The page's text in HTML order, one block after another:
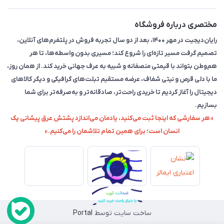
مختصری درباره فروشگاه
رایان‌دیجیت در مهر ۱۴۰۰، بعد از دو سال تجربه فروش در پلتفرم‌های آنلاین،
تصمیم گرفت مسیر تازه‌ای را شروع کند؛ مسیری بدون واسطه‌ها، تا هر
هم‌وطن بتواند با قیمتی منصفانه و شبیه به عرف جهانی خرید کند. از همان روز،
ما با دلی قرص و نیتی شفاف، عرضه مستقیم تبلت‌های گرافیکی و دیگر کالاهای
دیجیتال را آغاز کردیم تا خریدی راحت‌تر، صادقانه‌تر و به‌صرفه‌تر برای شما
بسازیم.
«هر سفارشی که اینجا ثبت می‌کنید، یادمان می‌اندازد پشتش عرق پیشانی یک
انسان است؛ برای همین تمام تلاشمان را می‌کنیم.»
ساخت سایت توسط Portal